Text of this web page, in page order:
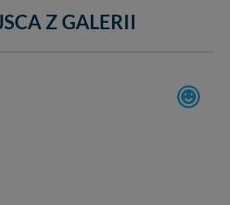
Z GALERII